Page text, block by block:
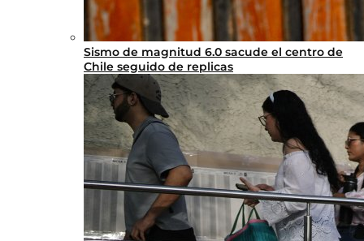
Sismo de magnitud 6.0 sacude el centro de
Chile seguido de replicas